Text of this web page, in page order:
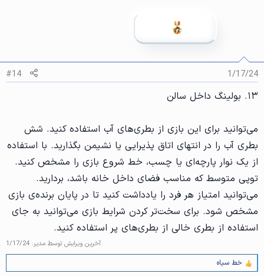
د
ه
ا
:
1/17/24
#14
۱۳. بولینگ داخل سالن
می‌توانید برای این بازی از بطری‌های آب استفاده کنید. شش
بطری آب را در انتهای اتاق پذیرایی یا نشیمن بگذارید. با استفاده
از یک نوار پارچه‌ای یا چسب، خط شروع بازی را مشخص کنید.
توپی متوسط که مناسب فضای داخل خانه باشد، بردارید.
می‌توانید امتیاز هر فرد را یادداشت کنید تا در پایان برنده‌ی بازی
مشخص شود. برای سخت‌تر کردن شرایط بازی می‌توانید به جای
استفاده از بطری خالی از بطری‌های پر استفاده کنید.
آخرین ویرایش توسط مدیر: 1/17/24
و
خط سیاه